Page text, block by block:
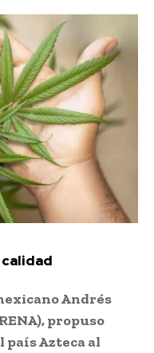
calidad
Andrés
propuso
Azteca al